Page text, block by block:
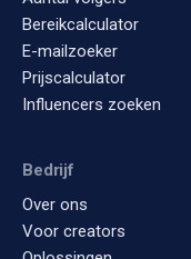
Bereikcalculator
E-mailzoeker
Prijscalculator
Influencers zoeken
Bedrijf
Over ons
Voor creators